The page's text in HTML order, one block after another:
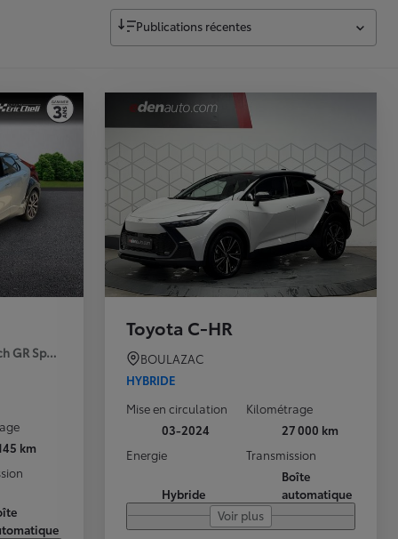
Publications récentes
GR Sport Premiere MY25
km
Toyota C-HR
BOULAZAC
HYBRIDE
Mise en circulation
03-2024
Kilométrage
27 000 km
Energie
Hybride
Transmission
Boîte
automatique
Voir plus